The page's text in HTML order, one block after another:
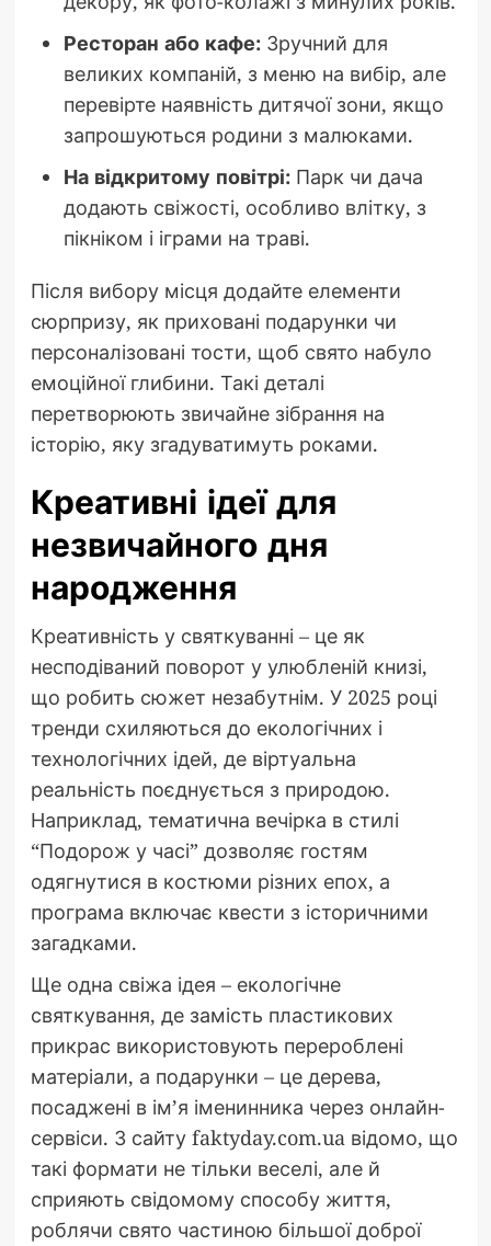
Ресторан або кафе:Зручний для
великих компаній, з меню на вибір, але
перевірте наявність дитячої зони, якщо
запрошуються родини з малюками.
На відкритому повітрі:Парк чи дача
додають свіжості, особливо влітку, з
пікніком і іграми на траві.
Після вибору місця додайте елементи
сюрпризу, як приховані подарунки чи
персоналізовані тости, щоб свято набуло
емоційної глибини. Такі деталі
перетворюють звичайне зібрання на
історію, яку згадуватимуть роками.
Креативні ідеї для
незвичайного дня
народження
Креативність у святкуванні – це як
несподіваний поворот у улюбленій книзі,
що робить сюжет незабутнім. У 2025 році
тренди схиляються до екологічних і
технологічних ідей, де віртуальна
реальність поєднується з природою.
Наприклад, тематична вечірка в стилі
“Подорож у часі” дозволяє гостям
одягнутися в костюми різних епох, а
програма включає квести з історичними
загадками.
Ще одна свіжа ідея – екологічне
святкування, де замість пластикових
прикрас використовують перероблені
матеріали, а подарунки – це дерева,
посаджені в ім’я іменинника через онлайн-
сервіси. З сайту faktyday.com.ua відомо, що
такі формати не тільки веселі, але й
сприяють свідомому способу життя,
роблячи свято частиною більшої доброї